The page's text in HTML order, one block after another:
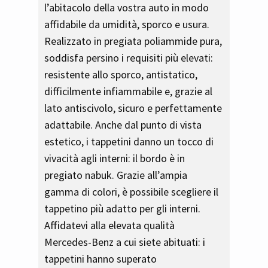
l’abitacolo della vostra auto in modo
affidabile da umidità, sporco e usura.
Realizzato in pregiata poliammide pura,
soddisfa persino i requisiti più elevati:
resistente allo sporco, antistatico,
difficilmente infiammabile e, grazie al
lato antiscivolo, sicuro e perfettamente
adattabile. Anche dal punto di vista
estetico, i tappetini danno un tocco di
vivacità agli interni: il bordo è in
pregiato nabuk. Grazie all’ampia
gamma di colori, è possibile scegliere il
tappetino più adatto per gli interni.
Affidatevi alla elevata qualità
Mercedes-Benz a cui siete abituati: i
tappetini hanno superato